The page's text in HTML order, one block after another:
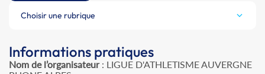
Choisir une rubrique
Informations pratiques
Nom de l’organisateur: LIGUE D'ATHLETISME AUVERGNE